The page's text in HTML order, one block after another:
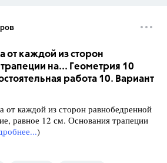
от каждой из сторон
на... Геометрия 10
работа 10. Вариант
каждой из сторон равнобедренной
равное 12 см. Основания трапеции
)